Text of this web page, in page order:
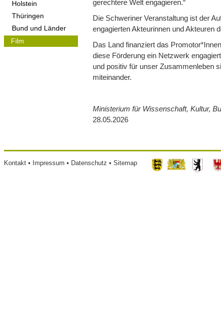
Holstein
Thüringen
Bund und Länder
Film
gerechtere Welt engagieren.“
Die Schweriner Veranstaltung ist der
engagierten Akteurinnen und Akteuren
Das Land finanziert das
diese Förderung ein Netzwerk
und positiv für unser Zusammenleben
miteinander.
Ministerium für Wissenschaft, Kultur,
28.05.2026
Footer
Kontakt Impressum Datenschutz Sitemap